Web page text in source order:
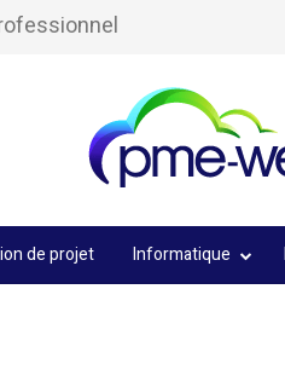
de projet Informatique